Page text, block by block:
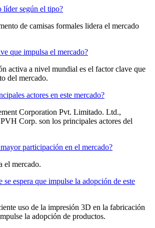
líder según el tipo?
de camisas formales lidera el mercado
que impulsa el mercado?
activa a nivel mundial es el factor clave que
del mercado.
actores en este mercado?
Corporation Pvt. Limitado. Ltd.,
Corp. son los principales actores del
participación en el mercado?
el mercado.
se espera que impulse la adopción de este
uso de la impresión 3D en la fabricación
la adopción de productos.